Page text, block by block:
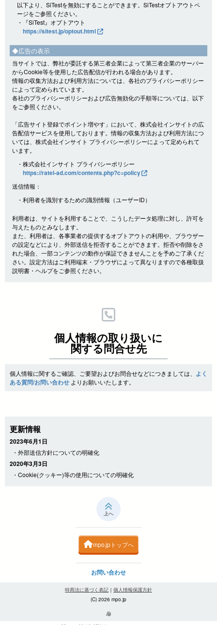
以下より、SiTestを無効にすることができます。SiTestオプトアウトペ
ージをご参照ください。
・『SiTest』オプトアウト
https://sitest.jp/optout.html
◆広告の表示
当サイトでは、弊社が委託する第三者企業によって第三者企業のサーバー
からCookie等を使用した広告配信が行われる場合があります。
情報の収集方法および利用方法については、各社のプライバシーポリシー
によって定められています。
各社のプライバシーポリシーおよび広告無効化の手順等については、以下
をご参照ください。
「広告サイト登録でポイント増やす」において、株式会社インサイトの広
告配信サービスを使用しております。情報の収集方法および利用方法につ
いては、株式会社インサイト プライバシーポリシーによって定められて
います。
・株式会社インサイト プライバシーポリシー
https://ratel-ad.com/contents.php?c=policy
送信情報：
・利用者を識別するための識別情報（ユーザーID）
利用者は、サイトを利用することで、こうしたデータ処理に対し、許可を
与えたものとみなします。
また、利用者は、各事業者の提供するオプトアウトの利用や、ブラウザー
の設定などにより、外部送信を拒否することができます。拒否や削除をさ
れた場合、一部コンテンツの動作が保証できませんことを予めご了承くだ
さい。設定方法はご利用端末・ブラウザによって異なりますので各種取扱
説明書・ヘルプをご参照ください。
個人情報の取り扱いに
関する問合せ先
個人情報に関するご確認、ご要望およびお問合せなどにつきましては、 よく
ある質問/お問い合わせよりお願いいたします。
更新情報
2023年6月1日
・外部送信方針についての明確化
2020年3月3日
・Cookie(クッキー)等の使用についての明確化
上へ
mpo.jpトップへ
お問い合わせ
特商法に基づく表記 ｜ 個人情報保護方針
(C) 2026 mpo.jp